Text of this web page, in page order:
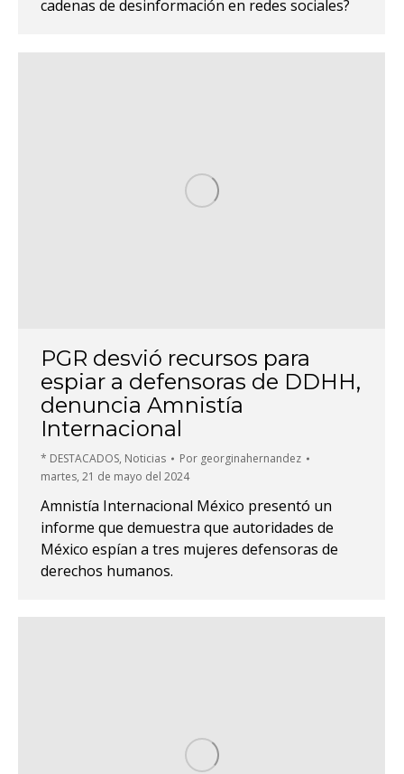
cadenas de desinformación en redes sociales?
PGR desvió recursos para
espiar a defensoras de DDHH,
denuncia Amnistía
Internacional
* DESTACADOS, Noticias Por georginahernandez
martes, 21 de mayo del 2024
Amnistía Internacional México presentó un
informe que demuestra que autoridades de
México espían a tres mujeres defensoras de
derechos humanos.